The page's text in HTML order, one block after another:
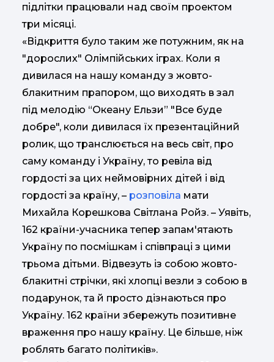
підлітки працювали над своїм проектом
три місяці.
«Відкриття було таким же потужним, як на
"дорослих" Олімпійських іграх. Коли я
дивилася на нашу команду з жовто-
блакитним прапором, що виходять в зал
під мелодію “Океану Ельзи” "Все буде
добре", коли дивилася їх презентаційний
ролик, що транслюється на весь світ, про
саму команду і Україну, то ревіла від
гордості за цих неймовірних дітей і від
гордості за країну, – розповіла мати
Михайла Корешкова Світлана Ройз. – Уявіть,
162 країни-учасника тепер запам'ятають
Україну по посмішкам і співпраці з цими
трьома дітьми. Відвезуть із собою жовто-
блакитні стрічки, які хлопці везли з собою в
подарунок, та й просто дізнаються про
Україну. 162 країни збережуть позитивне
враження про нашу країну. Це більше, ніж
роблять багато політиків».